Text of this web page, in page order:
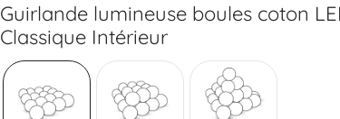
Guirlande lumineuse boules coton
Classique Intérieur